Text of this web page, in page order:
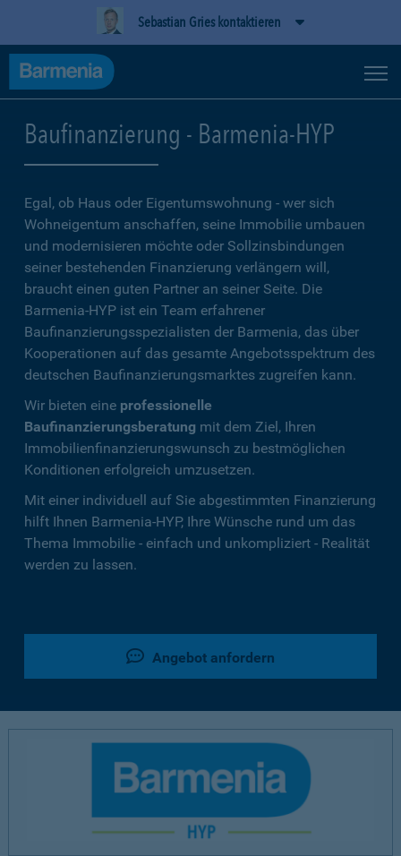
Sebastian Gries kontaktieren
Baufinanzierung - Barmenia-HYP
Egal, ob Haus oder Eigentumswohnung - wer sich
Wohneigentum anschaffen, seine Immobilie umbauen
und modernisieren möchte oder Sollzinsbindungen
seiner bestehenden Finanzierung verlängern will,
braucht einen guten Partner an seiner Seite. Die
Barmenia-HYP ist ein Team erfahrener
Baufinanzierungsspezialisten der Barmenia, das über
Kooperationen auf das gesamte Angebotsspektrum des
deutschen Baufinanzierungsmarktes zugreifen kann.
Wir bieten eine professionelle
Baufinanzierungsberatung mit dem Ziel, Ihren
Immobilienfinanzierungswunsch zu bestmöglichen
Konditionen erfolgreich umzusetzen.
Mit einer individuell auf Sie abgestimmten Finanzierung
hilft Ihnen Barmenia-HYP, Ihre Wünsche rund um das
Thema Immobilie - einfach und unkompliziert - Realität
werden zu lassen.
Angebot anfordern